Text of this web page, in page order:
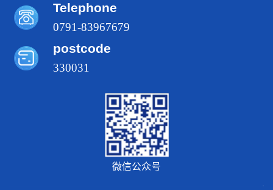
Telephone
0791-83967679
postcode
330031
微信公众号